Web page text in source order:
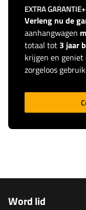
EXTRA
Verleng nu de
aanhangwagen
totaal tot 3 jaar
krijgen en
zorgeloos
Word lid